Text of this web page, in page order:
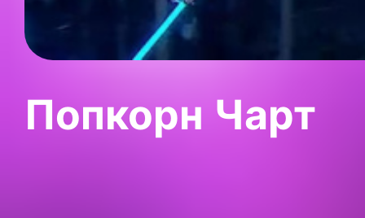
Попкорн Чарт